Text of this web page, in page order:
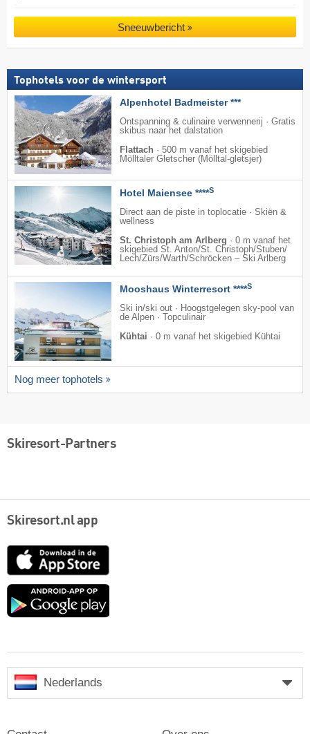
Sneeuwbericht
Tophotels voor de wintersport
Alpenhotel Badmeister ***
Ontspanning & culinaire verwennerij · Gratis
skibus naar het dalstation
Flattach · 500 m vanaf het skigebied
Mölltaler Gletscher (Mölltal-gletsjer)
Hotel Maiensee ****S
Direct aan de piste in toplocatie · Skiën &
wellness
St. Christoph am Arlberg · 0 m vanaf het
skigebied St. Anton/​St. Christoph/​Stuben/​
Lech/​Zürs/​Warth/​Schröcken – Ski Arlberg
Mooshaus Winterresort ****S
Ski in/ski out · Hoogstgelegen sky-pool van
de Alpen · Topculinair
Kühtai · 0 m vanaf het skigebied Kühtai
Nog meer tophotels
Skiresort-Partners
Skiresort.nl app
App
Google
Nederlands